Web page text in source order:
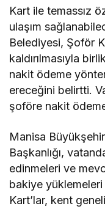
Kart ile temassız
ulaşım
Belediyesi, Şoför
kaldırılmasıyla
nakit ödeme
ereceğini belirtti.
şoföre nakit
Manisa
Başkanlığı,
edinmeleri ve
bakiye yüklemeleri
Kart’lar, kent